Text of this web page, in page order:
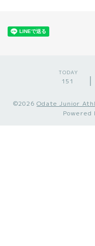
TODAY
151
©2026 Odate Junior
Powered